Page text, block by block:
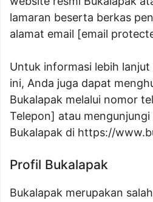
lamaran beserta berkas
alamat email [email
Untuk informasi lebih
ini, Anda juga dapat
Bukalapak melalui nomor
Telepon] atau
Bukalapak di https://
Profil Bukalapak
Bukalapak merupakan